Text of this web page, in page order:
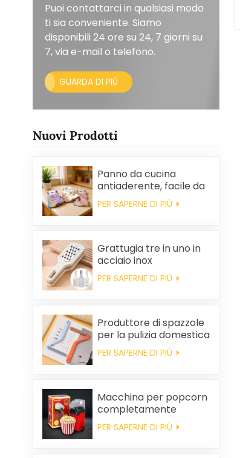
Puoi contattarci in qualsiasi modo
ti sia conveniente. Siamo
disponibili 24 ore su 24, 7 giorni su
7, via e-mail o telefono.
GUARDA DI PIÙ
Nuovi Prodotti
Panno da cucina
antiaderente, facile da
pulire, spesso,
stampato, quadrato, in
PER SAPERNE DI PIÙ
Grattugia tre in uno in
acciaio inox
PER SAPERNE DI PIÙ
Produttore di spazzole
per la pulizia domestica
in plastica per la
rimozione dei peli
PER SAPERNE DI PIÙ
Macchina per popcorn
completamente
automatica, macchina
per popcorn portatile
PER SAPERNE DI PIÙ